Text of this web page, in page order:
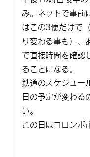
み。ネットで事前
はこの3便だけで
り変わる事も）、
で直接時間を確認
ることになる。
鉄道のスケジュー
日の予定が変わる
い。
この日はコロンボ